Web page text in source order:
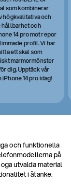
som kombinerar
högkvalitativa och
hållbarhet och
14 pro mot repor
profil. Vi har
ett skal som
marmormönster
dig. Upptäck vår
14 pro idag!
och funktionella
på
utvalda material
i åtanke.